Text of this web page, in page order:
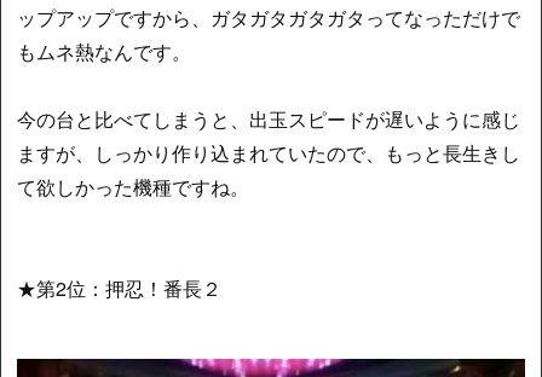
ップアップですから、ガタガタガタガタってなっただけで
もムネ熱なんです。
今の台と比べてしまうと、出玉スピードが遅いように感じ
ますが、しっかり作り込まれていたので、もっと長生きし
て欲しかった機種ですね。
★第2位：押忍！番長２